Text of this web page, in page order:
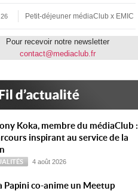
Petit-déjeuner médiaClub x EMIC
Pour recevoir notre newsletter
contact@mediaclub.fr
Koka, membre du médiaClub :
inspirant au service de la
4 août 2026
Papini co-anime un Meetup